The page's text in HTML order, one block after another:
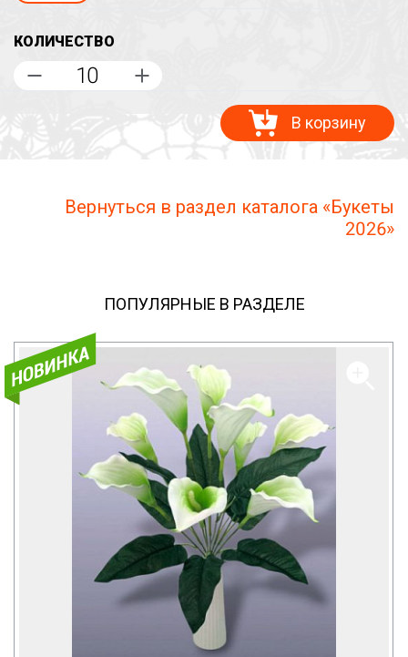
КОЛИЧЕСТВО
В корзину
Вернуться в раздел каталога «Букеты
2026»
ПОПУЛЯРНЫЕ В РАЗДЕЛЕ